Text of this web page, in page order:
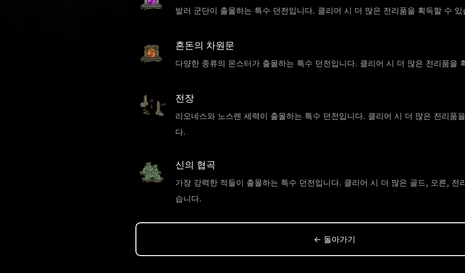
발러 군단이 출몰하는 특수 던전입니다. 클리어 시 더 많은 전리품을 획득할 수 있
혼돈의 차원문
다양한 종류의 몬스터가 출몰하는 특수 던전입니다. 클리어 시 더 많은 전리품을
전장
리오네스와 노스렌 세력이 출몰하는 특수 던전입니다. 클리어 시 더 많은 전리품
다.
신의 협곡
가장 강력한 적들이 출몰하는 특수 던전입니다. 클리어 시 더 많은 골드, 오른, 전
습니다.
← 돌아가기